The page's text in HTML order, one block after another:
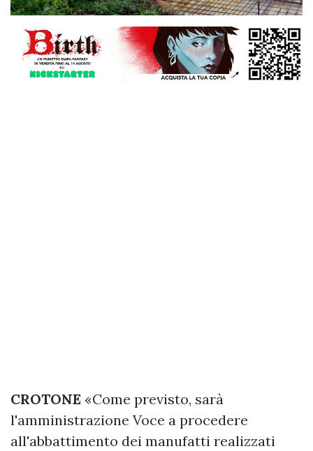
CROTONE «Come previsto, sarà
l'amministrazione Voce a procedere
all'abbattimento dei manufatti realizzati